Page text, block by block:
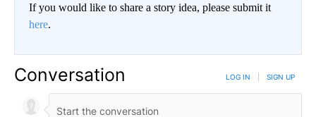
If you would like to share a story idea, please submit it
here.
Conversation LOG IN SIGN UP